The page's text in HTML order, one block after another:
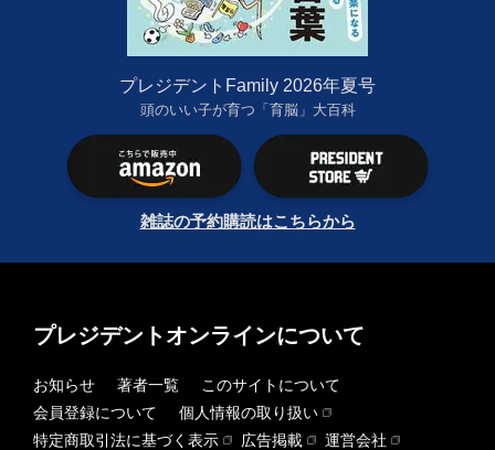
プレジデントFamily 2026年夏号
頭のいい子が育つ「育脳」大百科
雑誌の予約購読はこちらから
プレジデントオンラインについて
お知らせ 著者一覧
このサイトについて
会員登録について
個人情報の取り扱い
特定商取引法に基づく表示
広告掲載
運営会社